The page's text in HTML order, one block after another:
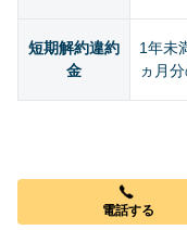
短期解約違約
金
1年未
ヵ月
電話する